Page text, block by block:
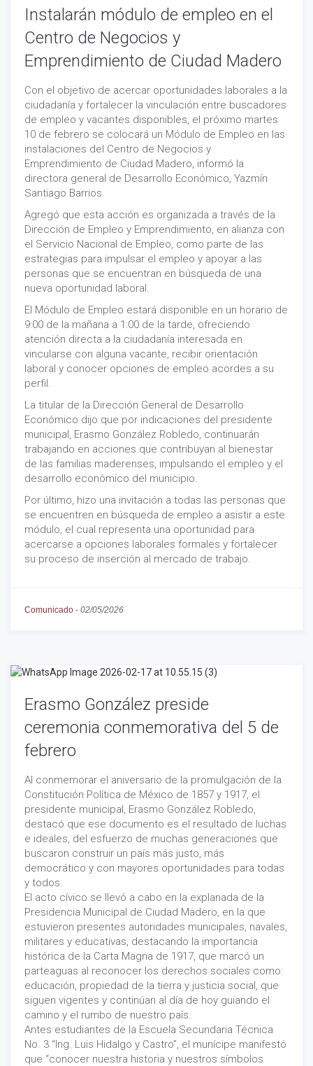
Instalarán módulo de empleo en el
Centro de Negocios y
Emprendimiento de Ciudad Madero
Con el objetivo de acercar oportunidades laborales a la
ciudadanía y fortalecer la vinculación entre buscadores
de empleo y vacantes disponibles, el próximo martes
10 de febrero se colocará un Módulo de Empleo en las
instalaciones del Centro de Negocios y
Emprendimiento de Ciudad Madero, informó la
directora general de Desarrollo Económico, Yazmín
Santiago Barrios.
Agregó que esta acción es organizada a través de la
Dirección de Empleo y Emprendimiento, en alianza con
el Servicio Nacional de Empleo, como parte de las
estrategias para impulsar el empleo y apoyar a las
personas que se encuentran en búsqueda de una
nueva oportunidad laboral.
El Módulo de Empleo estará disponible en un horario de
9:00 de la mañana a 1:00 de la tarde, ofreciendo
atención directa a la ciudadanía interesada en
vincularse con alguna vacante, recibir orientación
laboral y conocer opciones de empleo acordes a su
perfil.
La titular de la Dirección General de Desarrollo
Económico dijo que por indicaciones del presidente
municipal, Erasmo González Robledo, continuarán
trabajando en acciones que contribuyan al bienestar
de las familias maderenses, impulsando el empleo y el
desarrollo económico del municipio.
Por último, hizo una invitación a todas las personas que
se encuentren en búsqueda de empleo a asistir a este
módulo, el cual representa una oportunidad para
acercarse a opciones laborales formales y fortalecer
su proceso de inserción al mercado de trabajo.
Comunicado - 02/05/2026
Erasmo González preside
ceremonia conmemorativa del 5 de
febrero
Al conmemorar el aniversario de la promulgación de la
Constitución Política de México de 1857 y 1917, el
presidente municipal, Erasmo González Robledo,
destacó que ese documento es el resultado de luchas
e ideales, del esfuerzo de muchas generaciones que
buscaron construir un país más justo, más
democrático y con mayores oportunidades para todas
y todos.
El acto cívico se llevó a cabo en la explanada de la
Presidencia Municipal de Ciudad Madero, en la que
estuvieron presentes autoridades municipales, navales,
militares y educativas, destacando la importancia
histórica de la Carta Magna de 1917, que marcó un
parteaguas al reconocer los derechos sociales como:
educación, propiedad de la tierra y justicia social, que
siguen vigentes y continúan al día de hoy guiando el
camino y el rumbo de nuestro país.
Antes estudiantes de la Escuela Secundaria Técnica
No. 3 “Ing. Luis Hidalgo y Castro”, el munícipe manifestó
que “conocer nuestra historia y nuestros símbolos